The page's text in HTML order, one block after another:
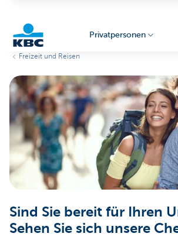
Particulieren
Privatpersonen
Freizeit und Reisen
Sind Sie bereit für Ihren
Sehen Sie sich unsere